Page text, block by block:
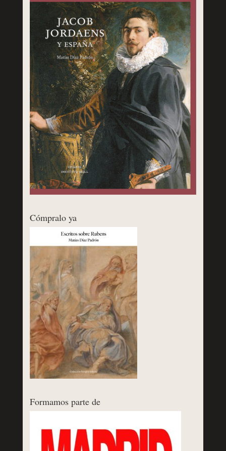
Cómpralo ya
Formamos parte de